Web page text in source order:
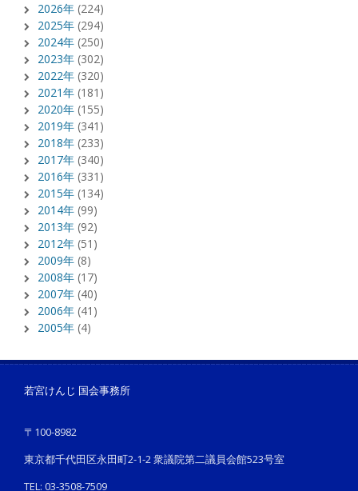
2026年 (224)
2025年 (294)
2024年 (250)
2023年 (302)
2022年 (320)
2021年 (181)
2020年 (155)
2019年 (341)
2018年 (233)
2017年 (340)
2016年 (331)
2015年 (134)
2014年 (99)
2013年 (92)
2012年 (51)
2009年 (8)
2008年 (17)
2007年 (40)
2006年 (41)
2005年 (4)
若宮けんじ 国会事務所
〒100-8982
東京都千代田区永田町2-1-2 衆議院第二議員会館523号室
TEL: 03-3508-7509